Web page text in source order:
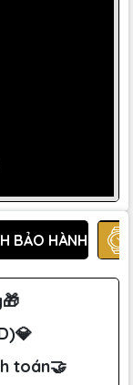
BẢO HÀNH
toán🤝